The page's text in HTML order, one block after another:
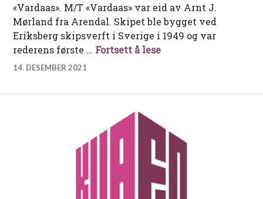
«Vardaas». M/T «Vardaas» var eid av Arnt J.
Mørland fra Arendal. Skipet ble bygget ved
Eriksberg skipsverft i Sverige i 1949 og var
rederens første … Fortsett å leseTankskipet
14. DESEMBER 2021